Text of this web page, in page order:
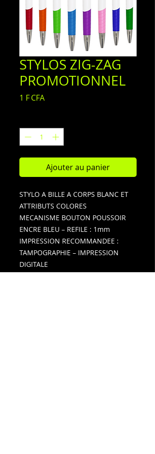
STYLOS ZIG-ZAG
PROMOTIONNEL
1 F CFAPrix
Ajouter au panier
STYLO A BILLE A CORPS BLANC ET
ATTRIBUTS COLORES
MECANISME BOUTON POUSSOIR
ENCRE BLEU – REFILE : 1mm
IMPRESSION RECOMMANDEE :
TAMPOGRAPHIE – IMPRESSION
DIGITALE